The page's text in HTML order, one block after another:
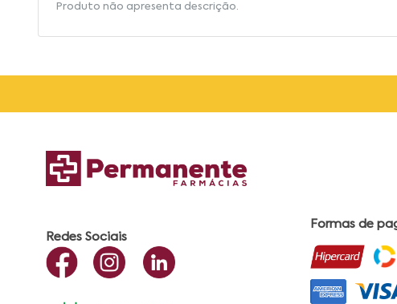
Produto não apresenta descrição.
Redes Sociais
Formas de